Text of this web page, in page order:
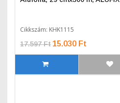
Cikkszám: KHK1115
17.597 Ft 15.030 Ft